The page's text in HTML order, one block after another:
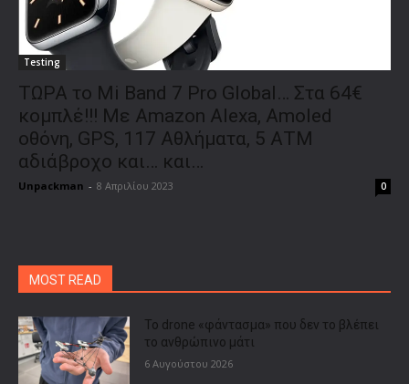
Testing
ΤΩΡΑ το Mi Band 7 Pro Global… Στα 64€
κομπλέ!!! Με Amazon Alexa, Amoled
οθόνη, GPS, 117 Αθλήματα, 5 ΑΤΜ
αδιάβροχο και… και…
Unpackman - 8 Απριλίου 2023 0
MOST READ
Το drone «φάντασμα» που δεν το βλέπει
το ανθρώπινο μάτι
6 Αυγούστου 2026